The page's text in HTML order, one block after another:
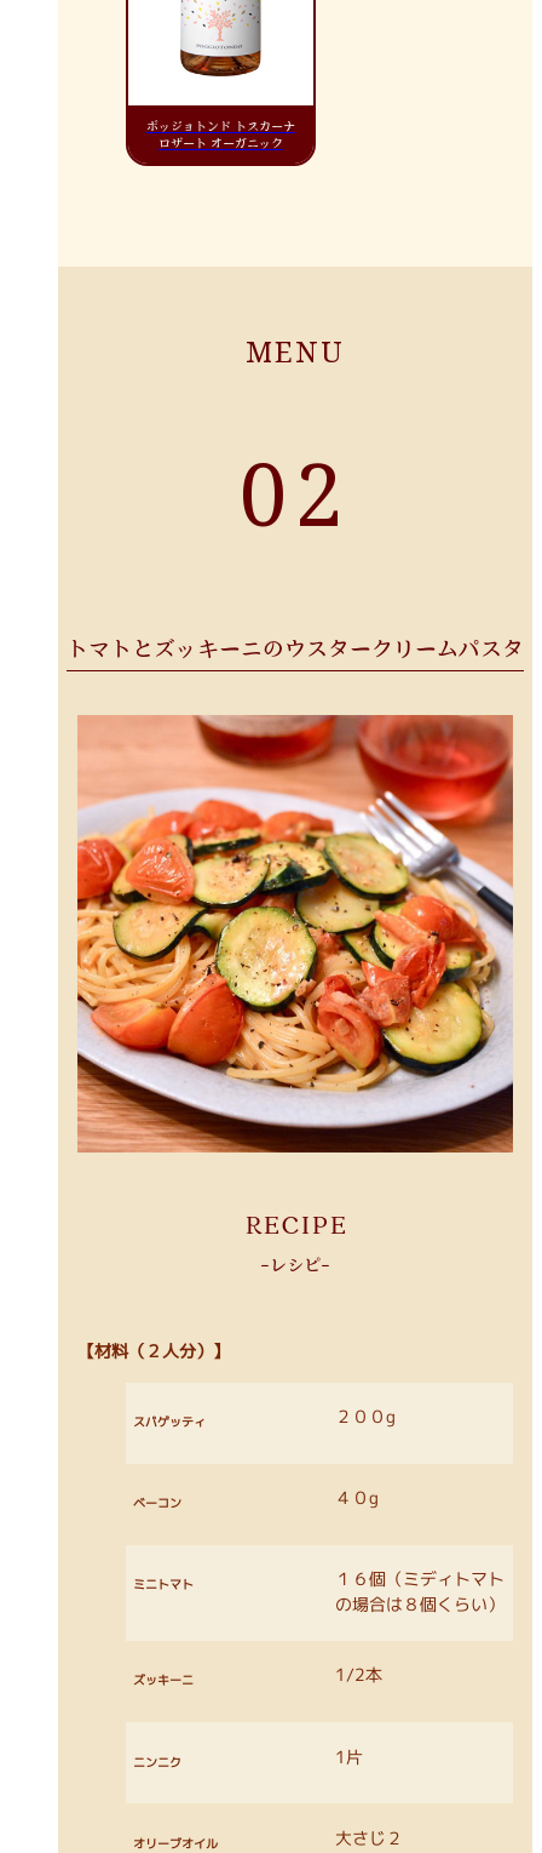
ポッジョトンド トスカーナ
ロザート オーガニック
MENU
02
トマトとズッキーニのウスタークリームパスタ
RECIPE
-レシピ-
【材料（２人分）】
スパゲッティ ２００g
ベーコン ４０g
ミニトマト
１６個（ミディトマト
の場合は８個くらい）
ズッキーニ 1/2本
ニンニク 1片
オリーブオイル 大さじ２